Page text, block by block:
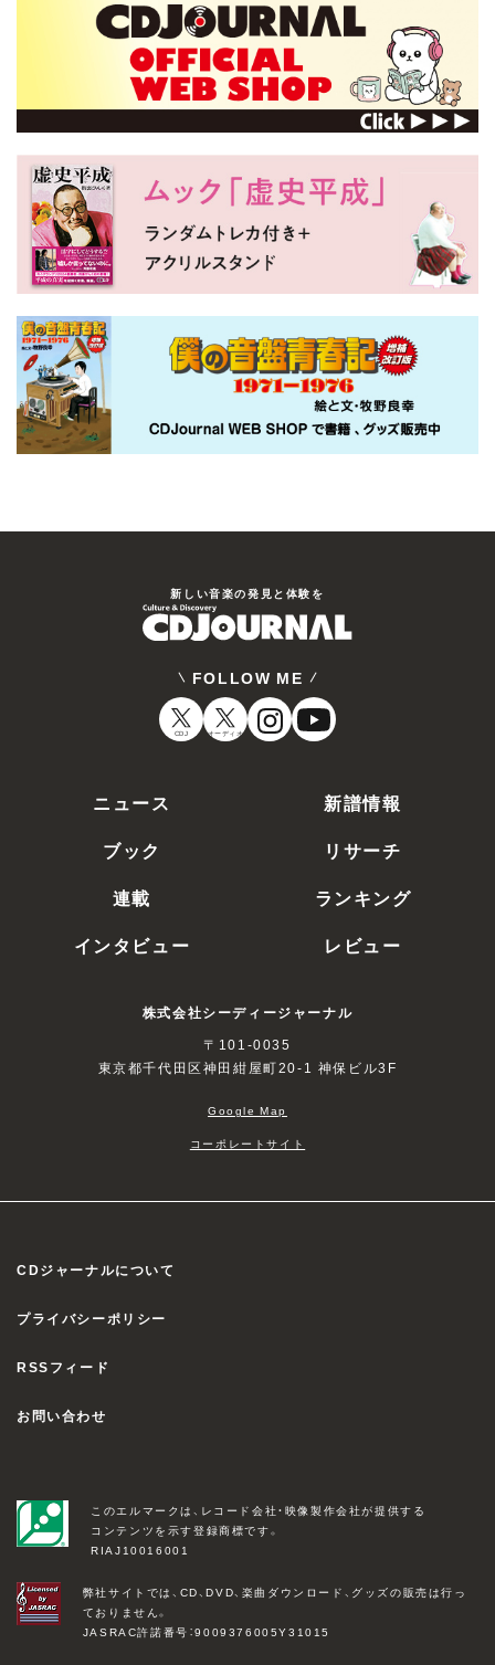
新しい⾳楽の発⾒と体験を
FOLLOW ME
CDJ オーディオ
ニュース
新譜情報
ブック
リサーチ
連載
ランキング
インタビュー
レビュー
株式会社シーディージャーナル
〒101-0035
東京都千代田区神田紺屋町20-1 神保ビル3F
Google Map
コーポレートサイト
CDジャーナルについて
プライバシーポリシー
RSSフィード
お問い合わせ
このエルマークは、レコード会社・映像製作会社が提供する
コンテンツを示す登録商標です。
RIAJ10016001
弊社サイトでは、CD、DVD、楽曲ダウンロード、グッズの販売は行っ
ておりません。
JASRAC許諾番号：9009376005Y31015